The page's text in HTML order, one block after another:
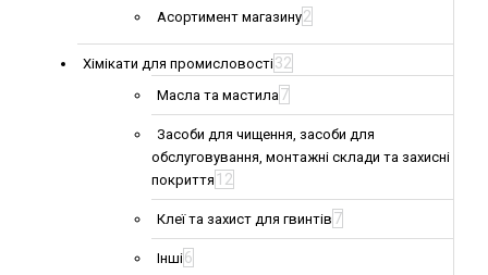
Асортимент магазину2
Хімікати для промисловості32
Масла та мастила7
Засоби для чищення, засоби для
обслуговування, монтажні склади та захисні
покриття 12
Клеї та захист для гвинтів 7
Інші6